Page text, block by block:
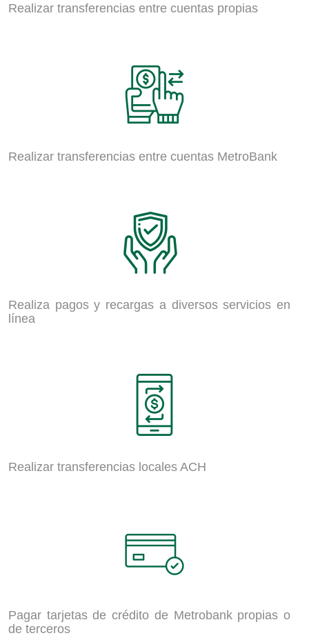
Realizar transferencias entre cuentas propias
Realizar transferencias entre cuentas MetroBank
Realiza pagos y recargas a diversos servicios en
línea
Realizar transferencias locales ACH
Pagar tarjetas de crédito de Metrobank propias o
de terceros